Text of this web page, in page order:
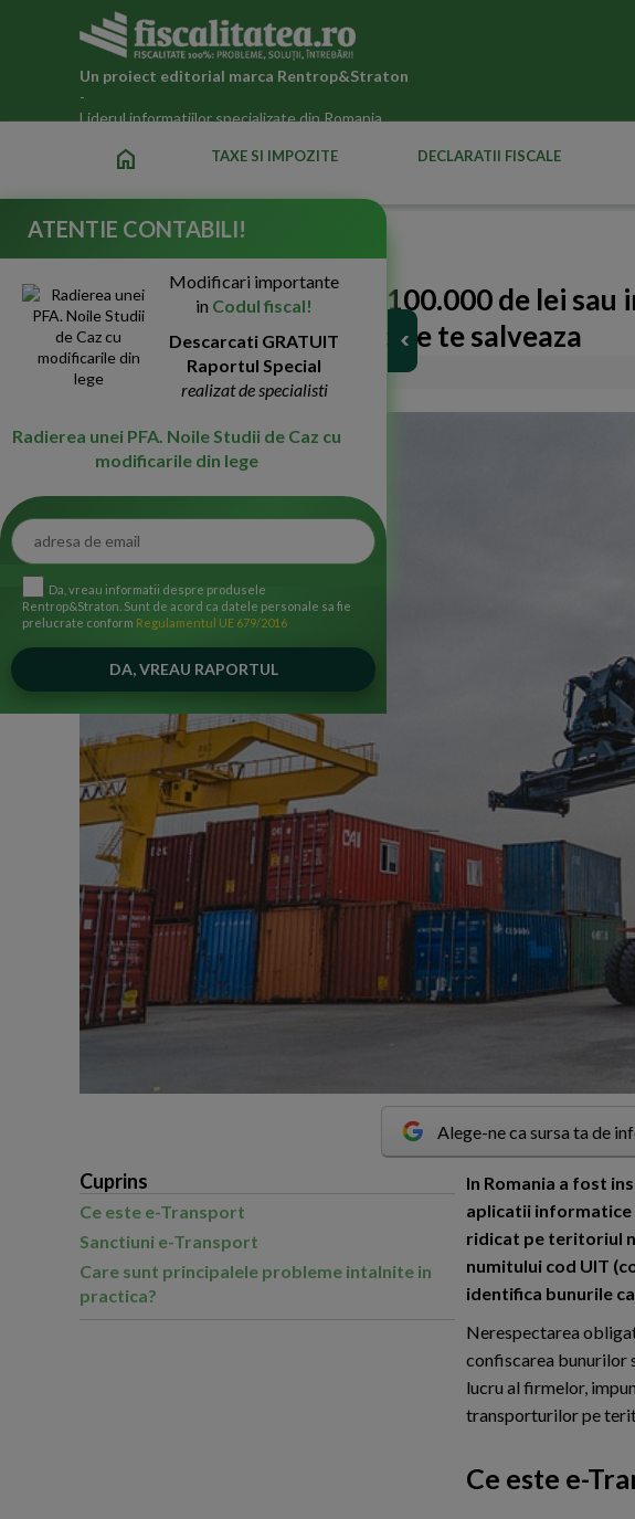
Un proiect editorial marca Rentrop&Straton
-
Liderul informatiilor specializate din Romania
home TAXE SI IMPOZITE DECLARATII FISCALE
e-Transport. Amenzi de 100.000 de lei
legii? 50 de raspunsuri care te salveaza
28-Oct-2025 1959
Alege-ne ca sursa ta de
Cuprins
Ce este e-Transport
Sanctiuni e-Transport
Care sunt principalele probleme intalnite in
practica?
In Romania a fost
aplicatii
ridicat pe teritoriul
numitului cod UIT
identifica bunurile
Nerespectarea
confiscarea bunurilor
lucru al firmelor,
transporturilor pe
Ce este e-
ATENTIE CONTABILI!
Modificari importante
in Codul fiscal!
Descarcati GRATUIT
Raportul Special
realizat de specialisti
Radierea unei PFA. Noile Studii de Caz cu
modificarile din lege
Da, vreau informatii despre produsele
Rentrop&Straton. Sunt de acord ca datele personale sa fie
prelucrate conform Regulamentul UE 679/2016